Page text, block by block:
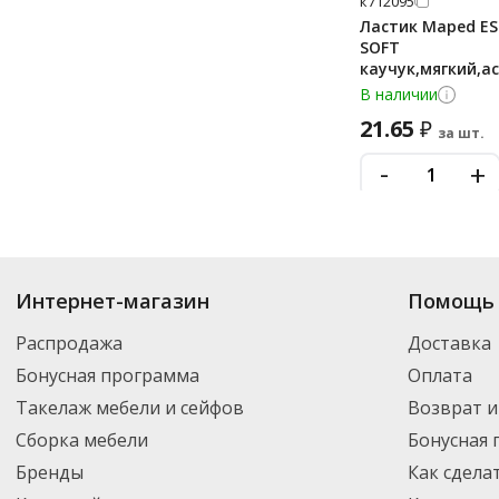
- +
ф151500
Stick
скошенный
В наличии
29.25₽ за шт.
Ластик Maped
SOFT
В наличии
21.65 ₽ за шт.
- +
к973193
Ластик
Купить
. В
можете выбрать нужный товар и добавить его в корзину для
партнерской транспортной компанией DPD. Для постоянных
Интернет-магазин
Распродажа
Бонусная программа
Такелаж мебели и сейфов
Сборка мебели
Бренды
Помощь
Доставка
Оплата
Возврат
Бонусная
Как